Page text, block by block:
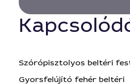
Szórópisztolyos beltéri
Gyorsfelújító fehér beltéri